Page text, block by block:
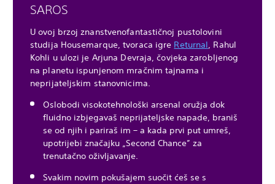
SAROS
U ovoj brzoj znanstvenofantastičnoj pustolovini
studija Housemarque, tvoraca igre Returnal, Rahul
Kohli u ulozi je Arjuna Devraja, čovjeka zarobljenog
na planetu ispunjenom mračnim tajnama i
neprijateljskim stanovnicima.
Oslobodi visokotehnološki arsenal oružja dok
fluidno izbjegavaš neprijateljske napade, braniš
se od njih i pariraš im – a kada prvi put umreš,
upotrijebi značajku „Second Chance” za
trenutačno oživljavanje.
Svakim novim pokušajem suočit ćeš se s